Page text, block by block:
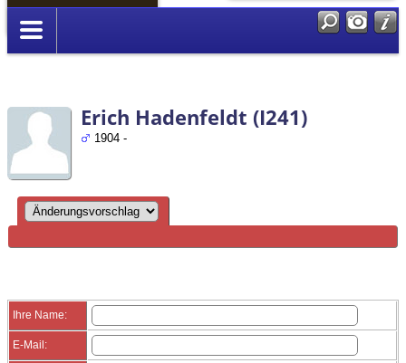
Anmelden
Erich Hadenfeldt (I241)
1904 -
Ihre Name:
E-Mail: